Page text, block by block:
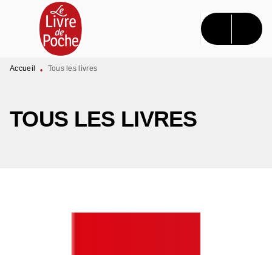
MENU RECHERCHE CONTENU
PIED DE PAGE
Accueil • Tous les livres
TOUS LES LIVRES